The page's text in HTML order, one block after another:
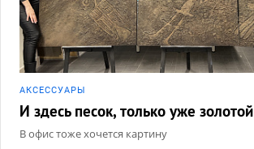
АКCЕССУАРЫ
И здесь песок, только уже золотой
В офис тоже хочется картину